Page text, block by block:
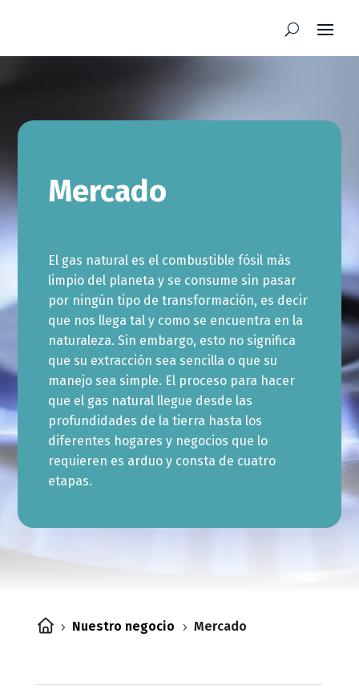
Mercado
El gas natural es el combustible fósil más
limpio del planeta y se consume sin pasar
por ningún tipo de transformación, es decir
que nos llega tal y como se encuentra en la
naturaleza. Sin embargo, esto no significa
que su extracción sea sencilla o que su
manejo sea simple. El proceso para hacer
que el gas natural llegue desde las
profundidades de la tierra hasta los
diferentes hogares y negocios que lo
requieren es arduo y consta de cuatro
etapas.
5 Nuestro negocio 5 Mercado